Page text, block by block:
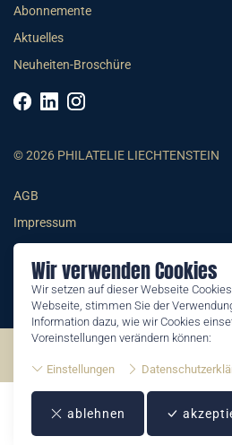
Wir verwenden Cookies
Wir setzen auf dieser Webseite
Webseite, stimmen Sie der
Information dazu, wie wir Cookies
Voreinstellungen verändern können:
Einstellungen
ablehnen
Abonnemente
Aktuelles
Neuheiten-Broschüre
© 2026 PHILATELIE LIECHTENSTEIN
AGB
Impressum
Datenschutzerklärung